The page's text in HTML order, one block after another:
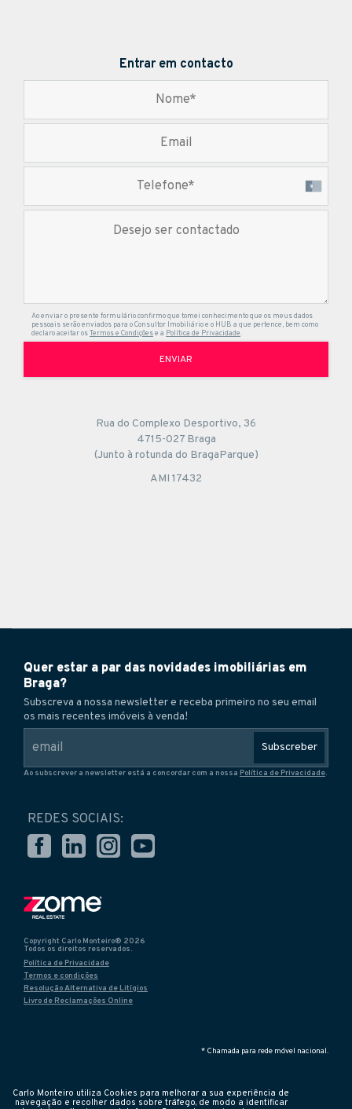
Carlo Monteiro utiliza Cookies para melhorar a sua experiência de
navegação e recolher dados sobre tráfego, de modo a identificar
Entrar em contacto
Ao enviar o presente formulário confirmo que tomei conhecimento que os meus dados
pessoais serão enviados para o Consultor Imobiliário e o HUB a que pertence, bem como
declaro aceitar osTermos e Condiçõese a Política de Privacidade.
ENVIAR
Rua do Complexo Desportivo, 36
4715-027 Braga
(Junto à rotunda do BragaParque)
AMI 17432
Quer estar a par das novidades imobiliárias em
Braga?
Subscreva a nossa newsletter e receba primeiro no seu email
os mais recentes imóveis à venda!
Subscreber
Ao subscrever a newsletter está a concordar com a nossa Política de Privacidade.
REDES SOCIAIS:
Copyright Carlo Monteiro® 2026
Todos os direitos reservados.
Política de Privacidade
Termos e condições
Resolução Alternativa de Litígios
Livro de Reclamações Online
* Chamada para rede móvel nacional.